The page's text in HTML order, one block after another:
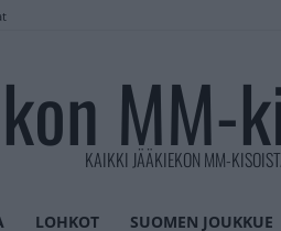
KAIKKI JÄÄKIEKON MM-
LOHKOT SUOMEN JOUKKUE